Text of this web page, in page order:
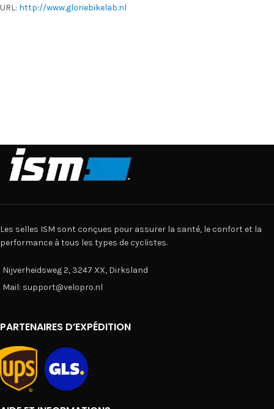
URL: http://www.gloriebikelab.nl
Les selles ISM sont conçues pour assurer la santé, le confort et la
performance à tous les types de cyclistes.
Nijverheidsweg 2, 3247 XX, Dirksland
Mail: support@velopro.nl
PARTENAIRES D’EXPÉDITION